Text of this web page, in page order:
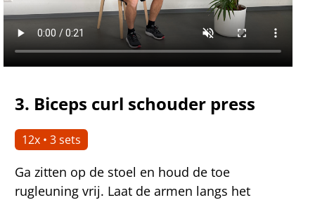
3. Biceps curl schouder press
12x • 3 sets
Ga zitten op de stoel en houd de toe
rugleuning vrij. Laat de armen langs het